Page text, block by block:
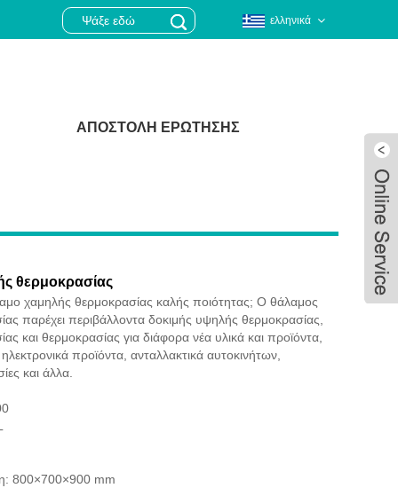
ελληνικά
ΑΠΟΣΤΟΛΉ ΕΡΏΤΗΣΗΣ
θερμοκρασίας
χαμηλής θερμοκρασίας καλής ποιότητας; Ο θάλαμος
παρέχει περιβάλλοντα δοκιμής υψηλής θερμοκρασίας,
και θερμοκρασίας για διάφορα νέα υλικά και προϊόντα,
προϊόντα, ανταλλακτικά αυτοκινήτων,
και άλλα.
800×700×900 mm